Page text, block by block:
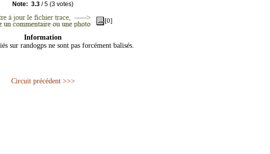
Note: 3.3 /5 (3 votes)
[0]
Information
sur randogps ne sont pas forcément balisés.
Circuit précédent >>>